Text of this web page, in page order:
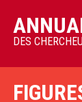
DES